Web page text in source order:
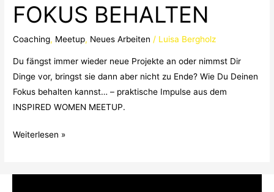
FOKUS BEHALTEN
Coaching, Meetup, Neues Arbeiten / Luisa Bergholz
Du fängst immer wieder neue Projekte an oder nimmst Dir
Dinge vor, bringst sie dann aber nicht zu Ende? Wie Du Deinen
Fokus behalten kannst… – praktische Impulse aus dem
INSPIRED WOMEN MEETUP.
Weiterlesen »